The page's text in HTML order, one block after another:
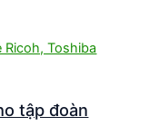
tập đoàn